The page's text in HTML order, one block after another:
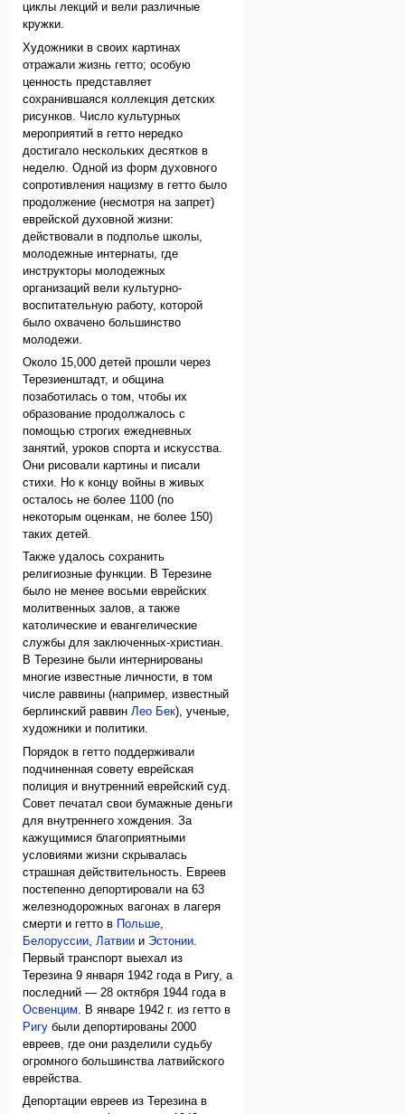
циклы лекций и вели различные
кружки.
Художники в своих картинах
отражали жизнь гетто; особую
ценность представляет
сохранившаяся коллекция детских
рисунков. Число культурных
мероприятий в гетто нередко
достигало нескольких десятков в
неделю. Одной из форм духовного
сопротивления нацизму в гетто было
продолжение (несмотря на запрет)
еврейской духовной жизни:
действовали в подполье школы,
молодежные интернаты, где
инструкторы молодежных
организаций вели культурно-
воспитательную работу, которой
было охвачено большинство
молодежи.
Около 15,000 детей прошли через
Терезиенштадт, и община
позаботилась о том, чтобы их
образование продолжалось с
помощью строгих ежедневных
занятий, уроков спорта и искусства.
Они рисовали картины и писали
стихи. Но к концу войны в живых
осталось не более 1100 (по
некоторым оценкам, не более 150)
таких детей.
Также удалось сохранить
религиозные функции. В Терезине
было не менее восьми еврейских
молитвенных залов, а также
католические и евангелические
службы для заключенных-христиан.
В Терезине были интернированы
многие известные личности, в том
числе раввины (например, известный
берлинский раввинЛео Бек), ученые,
художники и политики.
Порядок в гетто поддерживали
подчиненная совету еврейская
полиция и внутренний еврейский суд.
Совет печатал свои бумажные деньги
для внутреннего хождения. За
кажущимися благоприятными
условиями жизни скрывалась
страшная действительность. Евреев
постепенно депортировали на 63
железнодорожных вагонах в лагеря
смерти и гетто в Польше
Белоруссии
Латвии и Эстонии
Первый транспорт выехал из
Терезина 9 января 1942 года в Ригу, а
последний — 28 октября 1944 года в
Освенцим . В январе 1942 г. из гетто в
Ригу были депортированы 2000
евреев, где они разделили судьбу
огромного большинства латвийского
еврейства.
Депортации евреев из Терезина в